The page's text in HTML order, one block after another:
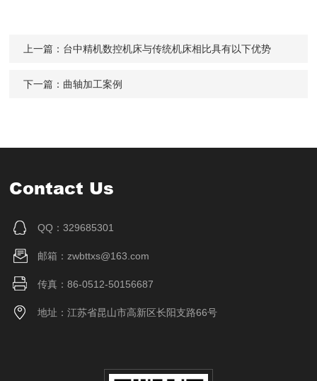
上一篇： 台中精机数控机床与传统机床相比具有以下优势
下一篇： 曲轴加工案例
Contact Us
QQ：329685301
邮箱：zwbttxs@163.com
传真：86-0512-50156687
地址：江苏省昆山市高新区长阳支路66号